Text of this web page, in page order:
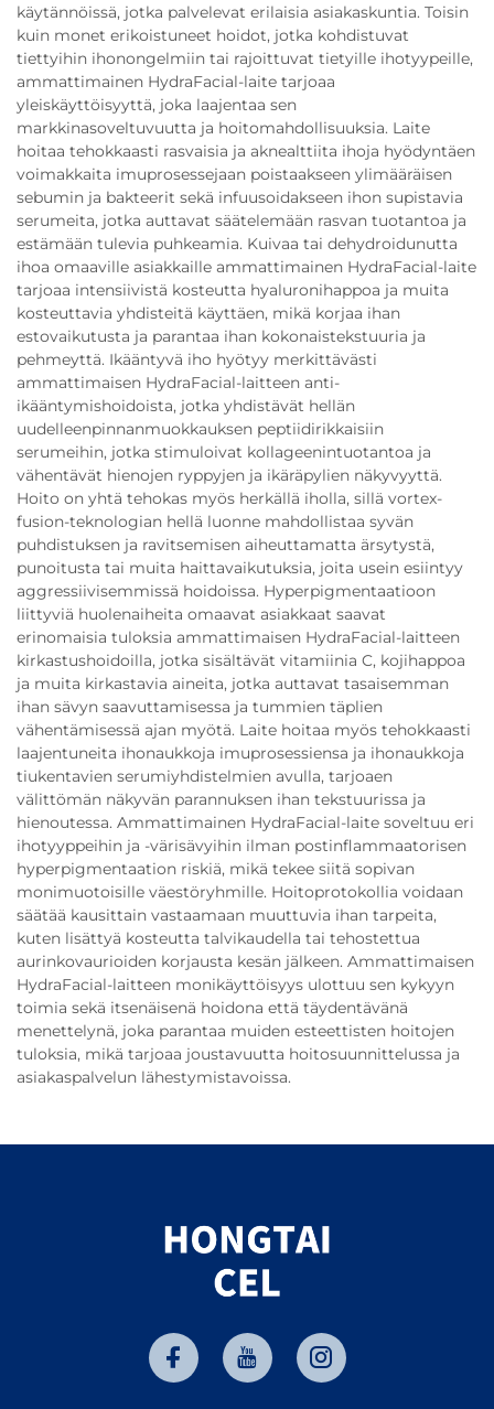
käytännöissä, jotka palvelevat erilaisia asiakaskuntia. Toisin
kuin monet erikoistuneet hoidot, jotka kohdistuvat
tiettyihin ihonongelmiin tai rajoittuvat tietyille ihotyypeille,
ammattimainen HydraFacial-laite tarjoaa
yleiskäyttöisyyttä, joka laajentaa sen
markkinasoveltuvuutta ja hoitomahdollisuuksia. Laite
hoitaa tehokkaasti rasvaisia ja aknealttiita ihoja hyödyntäen
voimakkaita imuprosessejaan poistaakseen ylimääräisen
sebumin ja bakteerit sekä infuusoidakseen ihon supistavia
serumeita, jotka auttavat säätelemään rasvan tuotantoa ja
estämään tulevia puhkeamia. Kuivaa tai dehydroidunutta
ihoa omaaville asiakkaille ammattimainen HydraFacial-laite
tarjoaa intensiivistä kosteutta hyaluronihappoa ja muita
kosteuttavia yhdisteitä käyttäen, mikä korjaa ihan
estovaikutusta ja parantaa ihan kokonaistekstuuria ja
pehmeyttä. Ikääntyvä iho hyötyy merkittävästi
ammattimaisen HydraFacial-laitteen anti-
ikääntymishoidoista, jotka yhdistävät hellän
uudelleenpinnanmuokkauksen peptiidirikkaisiin
serumeihin, jotka stimuloivat kollageenintuotantoa ja
vähentävät hienojen ryppyjen ja ikäräpylien näkyvyyttä.
Hoito on yhtä tehokas myös herkällä iholla, sillä vortex-
fusion-teknologian hellä luonne mahdollistaa syvän
puhdistuksen ja ravitsemisen aiheuttamatta ärsytystä,
punoitusta tai muita haittavaikutuksia, joita usein esiintyy
aggressiivisemmissä hoidoissa. Hyperpigmentaatioon
liittyviä huolenaiheita omaavat asiakkaat saavat
erinomaisia tuloksia ammattimaisen HydraFacial-laitteen
kirkastushoidoilla, jotka sisältävät vitamiinia C, kojihappoa
ja muita kirkastavia aineita, jotka auttavat tasaisemman
ihan sävyn saavuttamisessa ja tummien täplien
vähentämisessä ajan myötä. Laite hoitaa myös tehokkaasti
laajentuneita ihonaukkoja imuprosessiensa ja ihonaukkoja
tiukentavien serumiyhdistelmien avulla, tarjoaen
välittömän näkyvän parannuksen ihan tekstuurissa ja
hienoutessa. Ammattimainen HydraFacial-laite soveltuu eri
ihotyyppeihin ja -värisävyihin ilman postinflammaatorisen
hyperpigmentaation riskiä, mikä tekee siitä sopivan
monimuotoisille väestöryhmille. Hoitoprotokollia voidaan
säätää kausittain vastaamaan muuttuvia ihan tarpeita,
kuten lisättyä kosteutta talvikaudella tai tehostettua
aurinkovaurioiden korjausta kesän jälkeen. Ammattimaisen
HydraFacial-laitteen monikäyttöisyys ulottuu sen kykyyn
toimia sekä itsenäisenä hoidona että täydentävänä
menettelynä, joka parantaa muiden esteettisten hoitojen
tuloksia, mikä tarjoaa joustavuutta hoitosuunnittelussa ja
asiakaspalvelun lähestymistavoissa.